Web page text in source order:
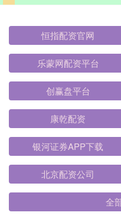
恒指配资官网
乐蒙网配资平台
创赢盘平台
康乾配资
银河证券APP下载
北京配资公司
全